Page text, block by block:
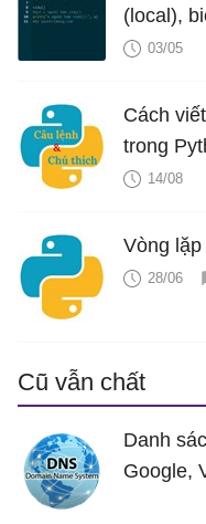
(local),
03/05
Cách
trong
14/08
Vòng
28/06
Cũ vẫn chất
Danh
Google,